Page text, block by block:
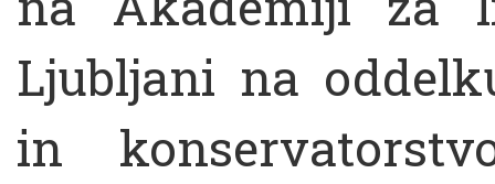
Ljubljani na
in